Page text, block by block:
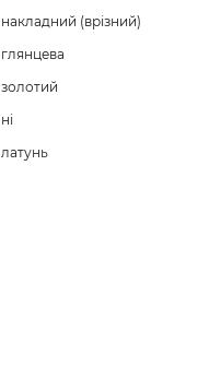
накладний (врізний)
глянцева
золотий
ні
латунь